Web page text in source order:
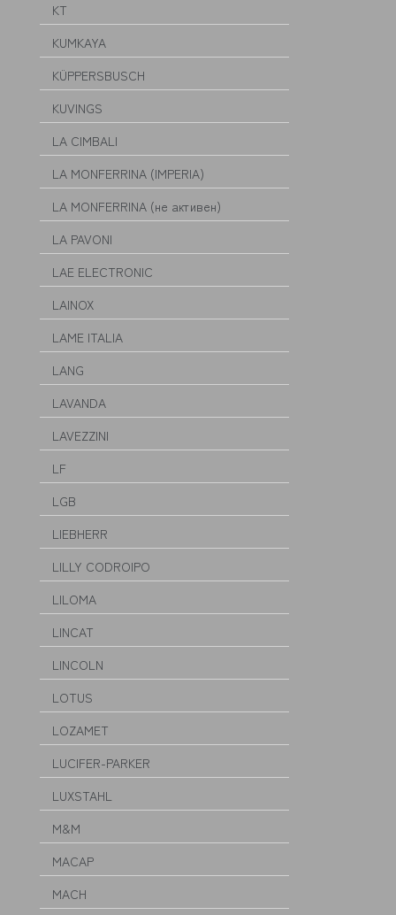
KT
KUMKAYA
KÜPPERSBUSCH
KUVINGS
LA CIMBALI
LA MONFERRINA (IMPERIA)
LA MONFERRINA (не активен)
LA PAVONI
LAE ELECTRONIC
LAINOX
LAME ITALIA
LANG
LAVANDA
LAVEZZINI
LF
LGB
LIEBHERR
LILLY CODROIPO
LILOMA
LINCAT
LINCOLN
LOTUS
LOZAMET
LUCIFER-PARKER
LUXSTAHL
M&M
MACAP
MACH